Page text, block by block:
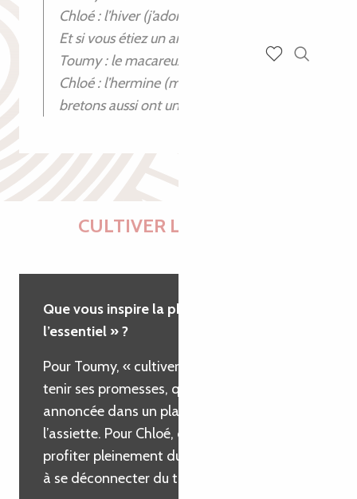
Chloé : l’hiver (j’adore les sport d’hiver)
Et si vous étiez un animal breton ?
Toumy : le macareux
Chloé : l’hermine (mais les chats
bretons aussi ont une belle vie !)
CULTIVER L'ESSENTIEL
Que vous inspire la phrase « Cultiver
l’essentiel » ?
Pour Toumy, « cultiver l’essentiel » signifie
tenir ses promesses, que chaque saveur
annoncée dans un plat se retrouve dans
l’assiette. Pour Chloé, c’est une invitation à
profiter pleinement du moment présent et
à se déconnecter du tumulte quotidien.